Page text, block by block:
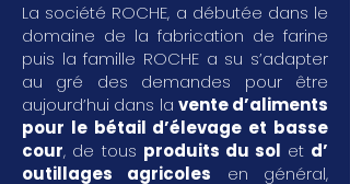
La société ROCHE, a débutée dans le
domaine de la fabrication de farine
puis la famille ROCHE a su s’adapter
au gré des demandes pour être
aujourd’hui dans la vente d’aliments
pour le bétail d’élevage et basse
cour, de tous produits du sol et d’
outillages agricoles en général,